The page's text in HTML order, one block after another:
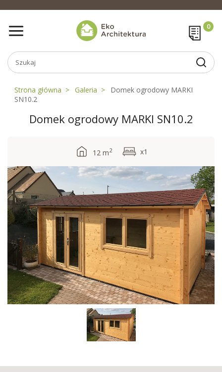
Strona główna Galeria
Domek ogrodowy MARKI
SN10.2
Domek ogrodowy MARKI SN10.2
12 m2 x1